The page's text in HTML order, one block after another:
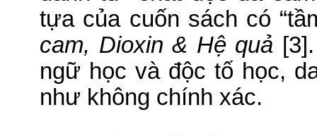
tựa của cuốn sách có
cam, Dioxin & Hệ quả [3].
ngữ học và độc tố học,
như không chính xác.